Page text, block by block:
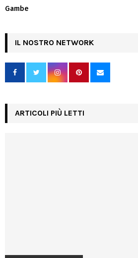
Gambe
IL NOSTRO NETWORK
ARTICOLI PIÙ LETTI